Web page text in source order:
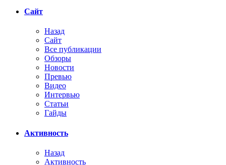
Сайт
Назад
Сайт
Все публикации
Обзоры
Новости
Превью
Видео
Интервью
Статьи
Гайды
Активность
Назад
Активность